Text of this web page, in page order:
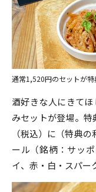
通常1,520円のセットが
酒好きな人にきて
みセットが登場。特
（税込）に（特典
ール（銘柄：サッ
イ、赤・白・スパー